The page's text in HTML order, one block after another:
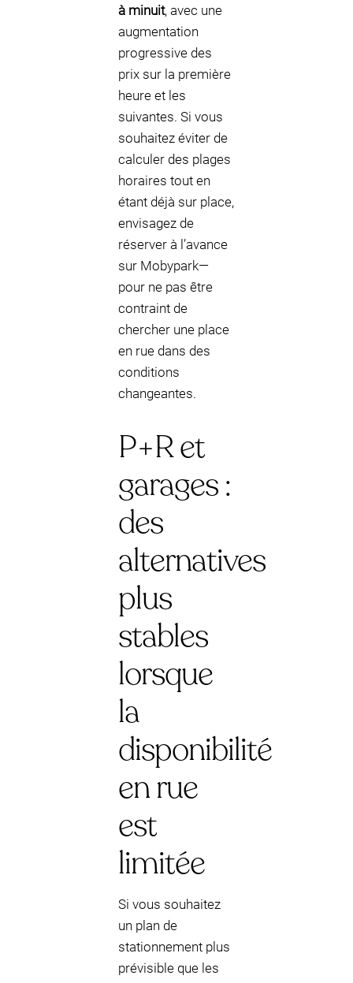
à minuit, avec une
augmentation
progressive des
prix sur la première
heure et les
suivantes. Si vous
souhaitez éviter de
calculer des plages
horaires tout en
étant déjà sur place,
envisagez de
réserver à l’avance
sur Mobypark—
pour ne pas être
contraint de
chercher une place
en rue dans des
conditions
changeantes.
P+R et
garages :
des
alternatives
plus
stables
lorsque
la
disponibilité
en rue
est
limitée
Si vous souhaitez
un plan de
stationnement plus
prévisible que les